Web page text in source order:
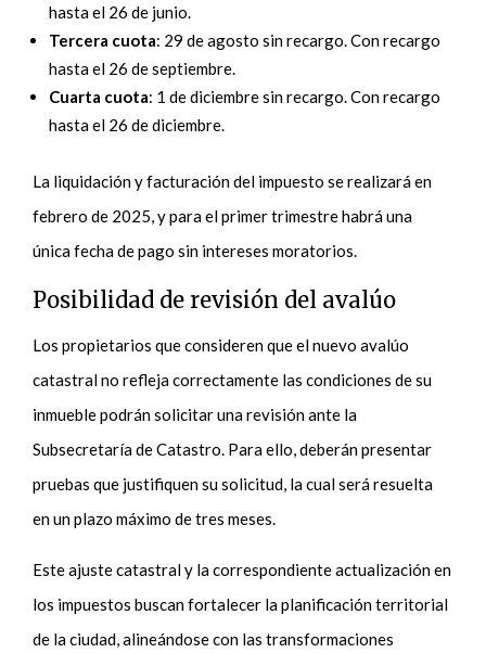
hasta el 26 de junio.
Tercera cuota: 29 de agosto sin recargo. Con recargo
hasta el 26 de septiembre.
Cuarta cuota: 1 de diciembre sin recargo. Con recargo
hasta el 26 de diciembre.
La liquidación y facturación del impuesto se realizará en
febrero de 2025, y para el primer trimestre habrá una
única fecha de pago sin intereses moratorios.
Posibilidad de revisión del avalúo
Los propietarios que consideren que el nuevo avalúo
catastral no refleja correctamente las condiciones de su
inmueble podrán solicitar una revisión ante la
Subsecretaría de Catastro. Para ello, deberán presentar
pruebas que justifiquen su solicitud, la cual será resuelta
en un plazo máximo de tres meses.
Este ajuste catastral y la correspondiente actualización en
los impuestos buscan fortalecer la planificación territorial
de la ciudad, alineándose con las transformaciones